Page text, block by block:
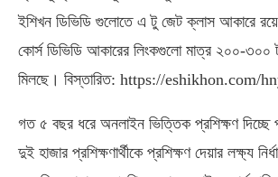
ইশিখন ডিভিডি গুলোতে এ টু জেট ক্লাস আকারে
কোর্স ডিভিডি আকারের লিংকগুলো মাত্র ২০০-৩০০
মিলছে। বিস্তারিত: https://eshikhon.com/
গত ৫ বছর ধরে অনলাইন ভিত্তিক প্রশিক্ষণ দিচ্ছে
দুই হাজার প্রশিক্ষণার্থীকে প্রশিক্ষণ দেয়ার লক্ষ্য